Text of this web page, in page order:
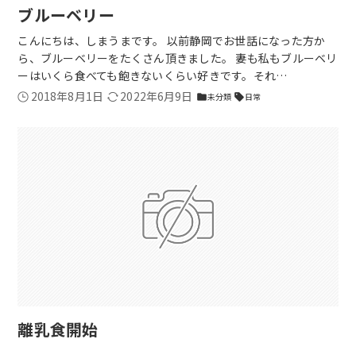
ブルーベリー
こんにちは、しまうまです。 以前静岡でお世話になった方か
ら、ブルーベリーをたくさん頂きました。 妻も私もブルーベリ
ーはいくら食べても飽きないくらい好きです。それ…
2018年8月1日
2022年6月9日 folder未分類 sell日常
離乳食開始